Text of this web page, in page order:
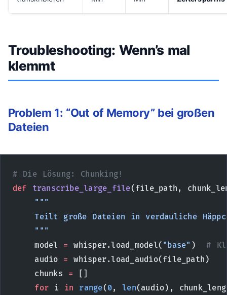
Troubleshooting: Wenn’s mal
klemmt
Problem 1: “Out of Memory” bei großen
Dateien
# Die Lösung: Chunking!
def transcribe_large_file(file_path,
    """
Teilt große Dateien in verdauliche
    """
    model
= whisper.load_model( "base" ) #
    audio
= whisper.load_audio(file_path)
    chunks
= []
    for
i in range(0, len(audio),